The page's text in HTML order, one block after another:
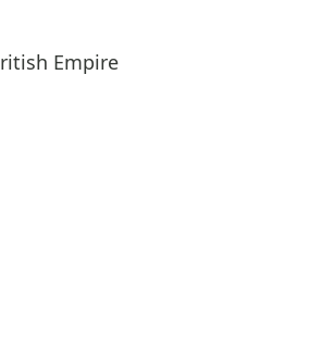
Empire